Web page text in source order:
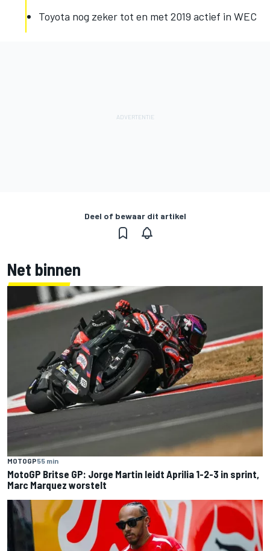
Toyota nog zeker tot en met 2019 actief in WEC
Deel of bewaar dit artikel
Net binnen
MOTOGP55 min
MotoGP Britse GP: Jorge Martin leidt Aprilia 1-2-3 in sprint,
Marc Marquez worstelt